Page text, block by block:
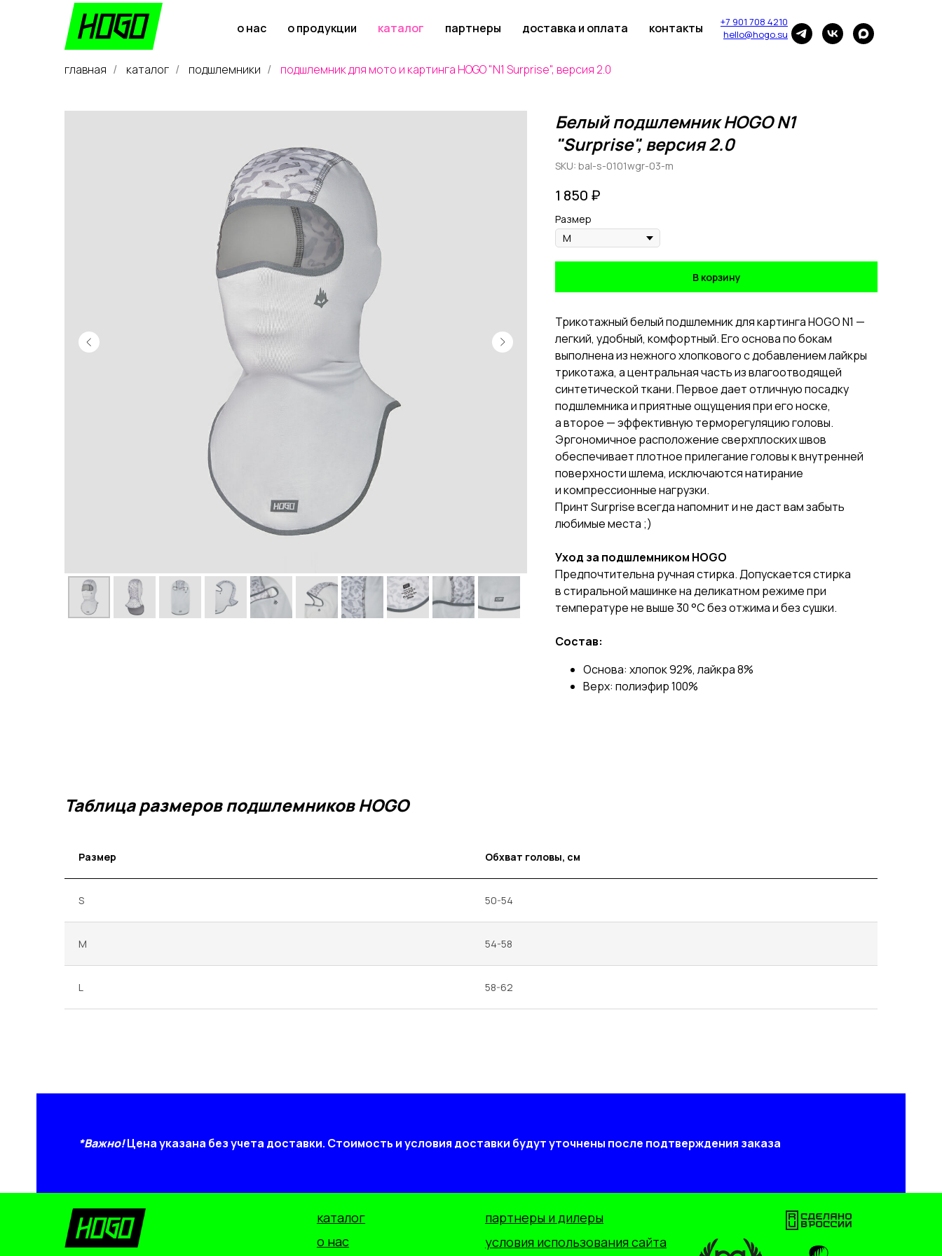
о нас о продукции каталог партнеры доставка и оплата контакты
+7 901 708 4210
hello@hogo.su
главная / каталог / подшлемники / подшлемник для мото и картинга HOGO "N1 Surprise", версия 2.0
Белый подшлемник HOGO N1
"Surprise", версия 2.0
SKU: bal-s-0101wgr-03-m
1 850 ₽
Размер
В корзину
Трикотажный белый подшлемник для картинга HOGO N1 —
легкий, удобный, комфортный. Его основа по бокам
выполнена из нежного хлопкового с добавлением лайкры
трикотажа, а центральная часть из влагоотводящей
синтетической ткани. Первое дает отличную посадку
подшлемника и приятные ощущения при его носке,
а второе — эффективную терморегуляцию головы.
Эргономичное расположение сверхплоских швов
обеспечивает плотное прилегание головы к внутренней
поверхности шлема, исключаются натирание
и компрессионные нагрузки.
Принт Surprise всегда напомнит и не даст вам забыть
любимые места ;)
Уход за подшлемником HOGO
Предпочтительна ручная стирка. Допускается стирка
в стиральной машинке на деликатном режиме при
температуре не выше 30 °C без отжима и без сушки.
Состав:
Основа: хлопок 92%, лайкра 8%
Верх: полиэфир 100%
Таблица размеров подшлемников HOGO
Размер Обхват головы, см
S 50-54
M 54-58
L 58-62
*Важно!Цена указана без учета доставки. Стоимость и условия доставки будут уточнены после подтверждения заказа
партнеры и дилеры
условия использования сайта
каталог
о нас